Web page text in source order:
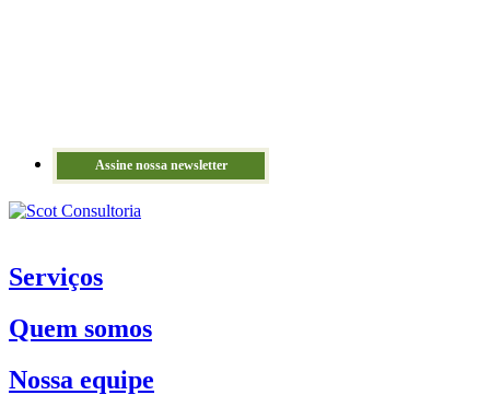
Assine nossa newsletter
Serviços
Quem somos
Nossa equipe